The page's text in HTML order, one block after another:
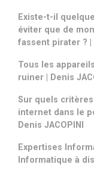
Existe-t-il
éviter que de
fassent pirater ? |
Tous les
ruiner | Denis
Sur quels
internet dans le
Denis JACOPINI
Expertises
Informatique à